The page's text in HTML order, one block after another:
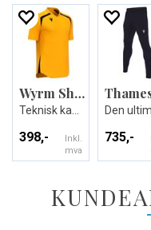
Wyrm Shirt
398,-
Inkl.
mva
735,-